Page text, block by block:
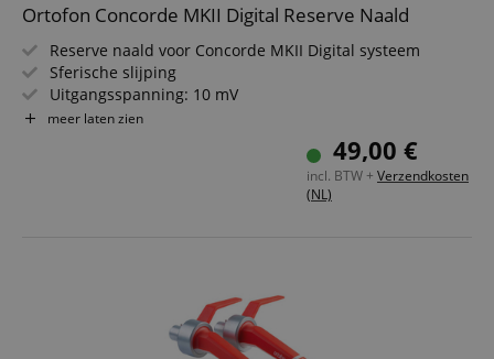
Ortofon Concorde MKII Digital Reserve Naald
Reserve naald voor Concorde MKII Digital systeem
Sferische slijping
Uitgangsspanning: 10 mV
Frequentiebereik: 20 - 18.000 Hz
Vermindering van storingssignalen op timecode-platen
meer laten zien
49,00 €
incl. BTW + Verzendkosten
(NL)